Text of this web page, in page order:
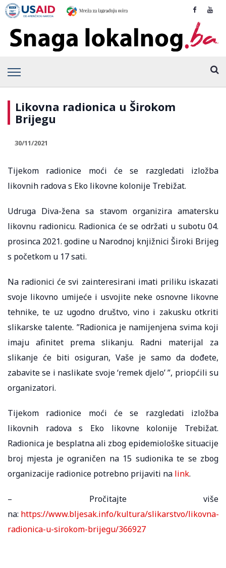
Likovna radionica u Širokom
Brijegu
30/11/2021
Tijekom radionice moći će se razgledati izložba
likovnih radova s Eko likovne kolonije Trebižat.
Udruga Diva-žena sa stavom organizira amatersku
likovnu radionicu. Radionica će se održati u subotu 04.
prosinca 2021. godine u Narodnoj knjižnici Široki Brijeg
s početkom u 17 sati.
Na radionici će svi zainteresirani imati priliku iskazati
svoje likovno umijeće i usvojite neke osnovne likovne
tehnike, te uz ugodno društvo, vino i zakusku otkriti
slikarske talente. ”Radionica je namijenjena svima koji
imaju afinitet prema slikanju. Radni materijal za
slikanje će biti osiguran, Vaše je samo da dođete,
zabavite se i naslikate svoje ‘remek djelo’ ”, priopćili su
organizatori.
Tijekom radionice moći će se razgledati izložba
likovnih radova s Eko likovne kolonije Trebižat.
Radionica je besplatna ali zbog epidemiološke situacije
broj mjesta je ograničen na 15 sudionika te se zbog
organizacije radionice potrebno prijaviti na link.
– Pročitajte više
na: https://www.bljesak.info/kultura/slikarstvo/likovna-
radionica-u-sirokom-brijegu/366927